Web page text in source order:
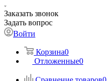
Заказать звонок
Задать вопрос
Войти
Корзина0
Отложенные0